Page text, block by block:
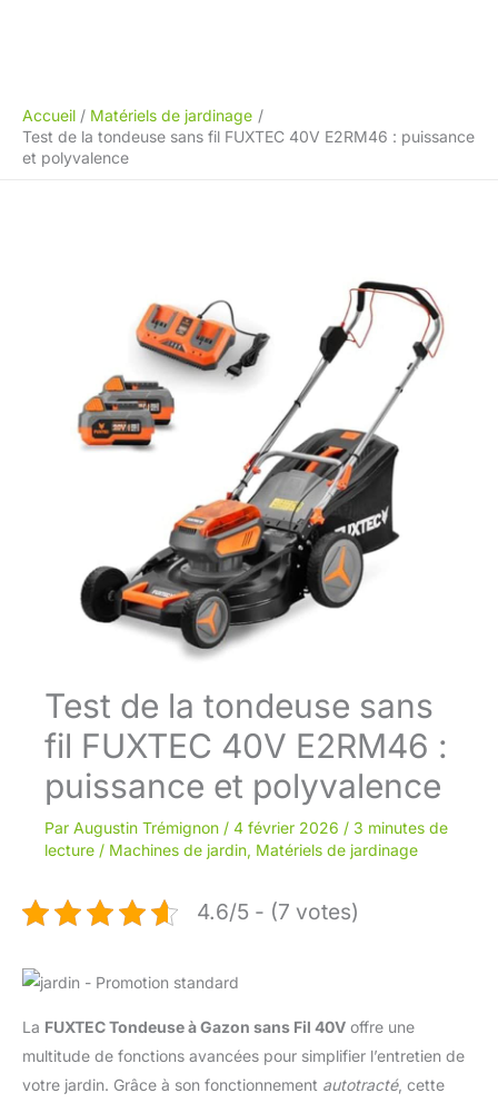
Accueil
Matériels de jardinage
Test de la tondeuse sans fil FUXTEC 40V E2RM46 : puissance
et polyvalence
Test de la tondeuse sans
fil FUXTEC 40V E2RM46 :
puissance et polyvalence
Par Augustin Trémignon / 4 février 2026 / 3 minutes de
lecture / Machines de jardin, Matériels de jardinage
4.6/5 - (7 votes)
La FUXTEC Tondeuse à Gazon sans Fil 40V offre une
multitude de fonctions avancées pour simplifier l’entretien de
votre jardin. Grâce à son fonctionnement autotracté, cette